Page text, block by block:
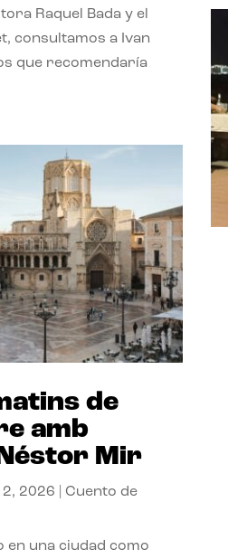
Raquel Bada y el
consultamos a Ivan
que recomendaría
de
amb
Mir
2, 2026 |Cuento de
en una ciudad como